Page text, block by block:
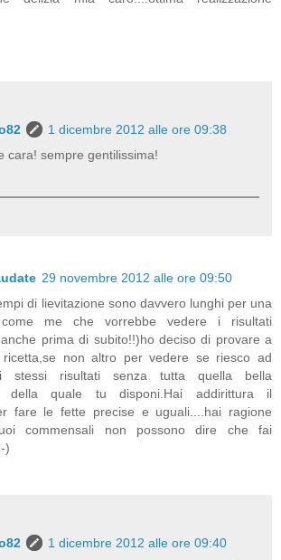
1 dicembre 2012 alle ore 09:38
cara! sempre gentilissima!
29 novembre 2012 alle ore 09:50
di lievitazione sono davvero lunghi per una
come me che vorrebbe vedere i risultati
prima di subito!!)ho deciso di provare a
non altro per vedere se riesco ad
stessi risultati senza tutta quella bella
della quale tu disponi.Hai addirittura il
fare le fette precise e uguali....hai ragione
commensali non possono dire che fai
)
1 dicembre 2012 alle ore 09:40